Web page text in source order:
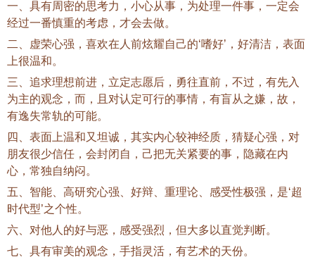
一、具有周密的思考力，小心从事，为处理一件事，一定会
经过一番慎重的考虑，才会去做。
二、虚荣心强，喜欢在人前炫耀自己的‘嗜好’，好清洁，表面
上很温和。
三、追求理想前进，立定志愿后，勇往直前，不过，有先入
为主的观念，而，且对认定可行的事情，有盲从之嫌，故，
有逸失常轨的可能。
四、表面上温和又坦诚，其实内心较神经质，猜疑心强，对
朋友很少信任，会封闭自，己把无关紧要的事，隐藏在内
心，常独自纳闷。
五、智能、高研究心强、好辩、重理论、感受性极强，是‘超
时代型’之个性。
六、对他人的好与恶，感受强烈，但大多以直觉判断。
七、具有审美的观念，手指灵活，有艺术的天份。